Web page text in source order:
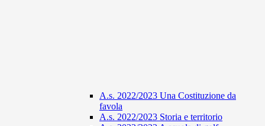
A.s. 2022/2023 Una Costituzione da
favola
A.s. 2022/2023 Storia e territorio